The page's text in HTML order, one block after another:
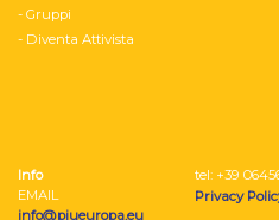
- Gruppi
- Diventa Attivista
Info
EMAIL
info@piueuropa.eu
tel: ‭+39
Privacy